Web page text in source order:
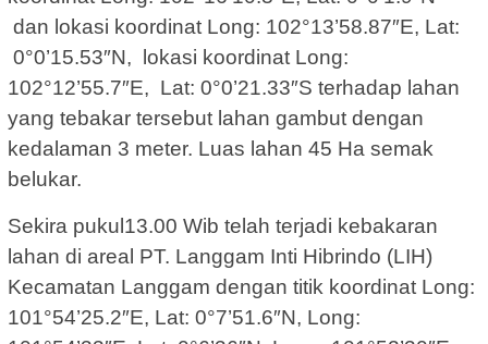
dan lokasi koordinat Long: 102°13’58.87″E, Lat:
0°0’15.53″N, lokasi koordinat Long:
102°12’55.7″E, Lat: 0°0’21.33″S terhadap lahan
yang tebakar tersebut lahan gambut dengan
kedalaman 3 meter. Luas lahan 45 Ha semak
belukar.
Sekira pukul13.00 Wib telah terjadi kebakaran
lahan di areal PT. Langgam Inti Hibrindo (LIH)
Kecamatan Langgam dengan titik koordinat Long:
101°54’25.2″E, Lat: 0°7’51.6″N, Long: